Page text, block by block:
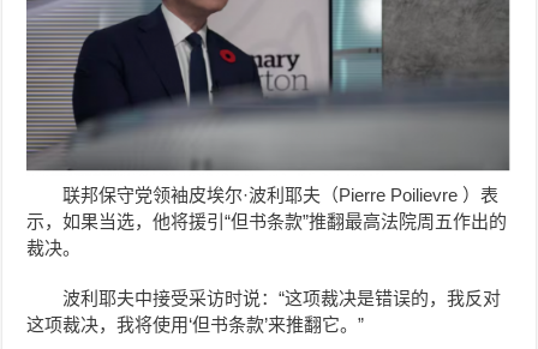
联邦保守党领袖皮埃尔·波利耶夫（Pierre Poilievre ）表
示，如果当选，他将援引“但书条款”推翻最高法院周五作出的
裁决。
波利耶夫中接受采访时说：“这项裁决是错误的，我反对
这项裁决，我将使用‘但书条款’来推翻它。”